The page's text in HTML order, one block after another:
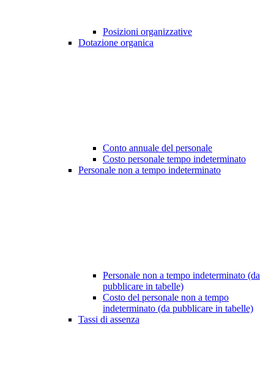
Posizioni organizzative
Dotazione organica
Conto annuale del personale
Costo personale tempo indeterminato
Personale non a tempo indeterminato
Personale non a tempo indeterminato (da
pubblicare in tabelle)
Costo del personale non a tempo
indeterminato (da pubblicare in tabelle)
Tassi di assenza